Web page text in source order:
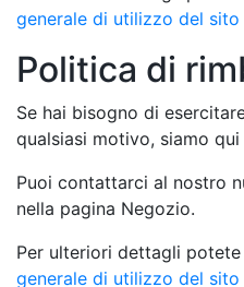
generale di utilizzo del
Politica di
Se hai bisogno di
qualsiasi motivo, siamo
Puoi contattarci al nostro
nella pagina Negozio.
Per ulteriori dettagli
generale di utilizzo del